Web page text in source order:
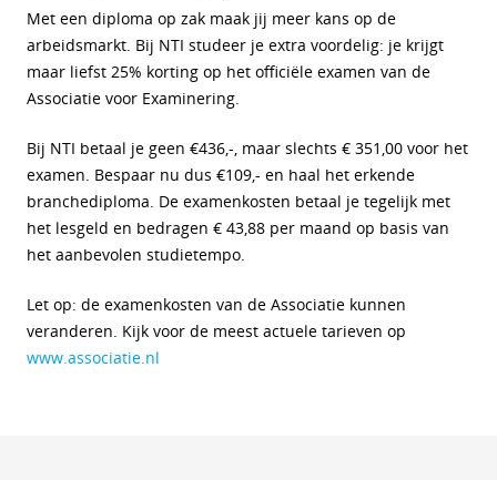
Met een diploma op zak maak jij meer kans op de
arbeidsmarkt. Bij NTI studeer je extra voordelig: je krijgt
maar liefst 25% korting op het officiële examen van de
Associatie voor Examinering.
Bij NTI betaal je geen €436,-, maar slechts € 351,00 voor het
examen. Bespaar nu dus €109,- en haal het erkende
branchediploma. De examenkosten betaal je tegelijk met
het lesgeld en bedragen € 43,88 per maand op basis van
het aanbevolen studietempo.
Let op: de examenkosten van de Associatie kunnen
veranderen. Kijk voor de meest actuele tarieven op
www.associatie.nl